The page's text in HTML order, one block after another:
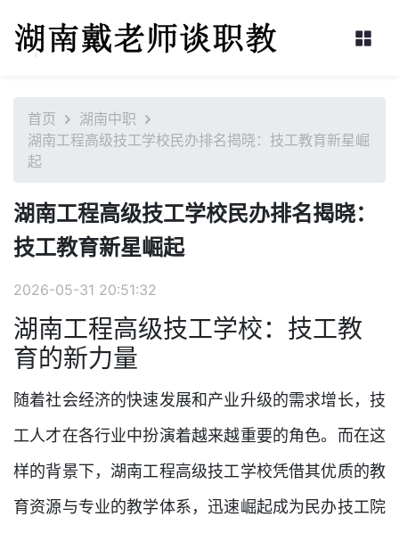
首页
湖南中职
湖南工程高级技工学校民办排名揭晓：技工教育新星崛
起
湖南工程高级技工学校民办排名揭晓：
技工教育新星崛起
2026-05-31 20:51:32
湖南工程高级技工学校：技工教
育的新力量
随着社会经济的快速发展和产业升级的需求增长，技
工人才在各行业中扮演着越来越重要的角色。而在这
样的背景下，湖南工程高级技工学校凭借其优质的教
育资源与专业的教学体系，迅速崛起成为民办技工院